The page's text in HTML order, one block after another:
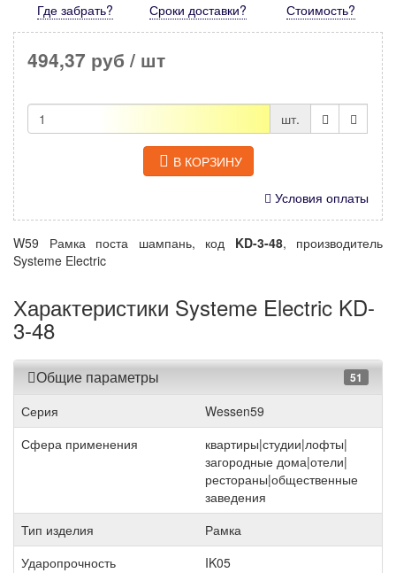
Где забрать? Сроки доставки? Стоимость?
494,37 руб / шт
шт.
В КОРЗИНУ
Условия оплаты
W59 Рамка поста шампань, код KD-3-48, производитель
Systeme Electric
Характеристики Systeme Electric KD-
3-48
Общие параметры 51
Серия
Wessen59
Сфера применения
квартиры|студии|лофты|
загородные дома|отели|
рестораны|общественные
заведения
Тип изделия
Рамка
Ударопрочность
IK05